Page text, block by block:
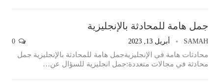
جمل هامة للمحادثة بالإنجليزية
SAMAH أبريل 13, 2023
محادثات هامة في الإنجليزيةجمل هامة للمحادثة بالإنجليزية جمل
محادثة في مجالات متعددة:جمل انجليزية للسؤال عن…